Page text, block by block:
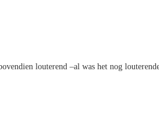
louterend –al was het nog